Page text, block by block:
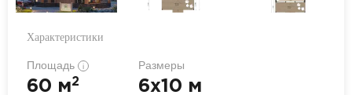
Характеристики
Площадь i
60 м2
Размеры
6x10 м